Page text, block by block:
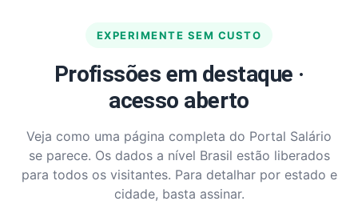
EXPERIMENTE SEM CUSTO
Profissões em destaque ·
acesso aberto
Veja como uma página completa do Portal Salário
se parece. Os dados a nível Brasil estão liberados
para todos os visitantes. Para detalhar por estado e
cidade, basta assinar.